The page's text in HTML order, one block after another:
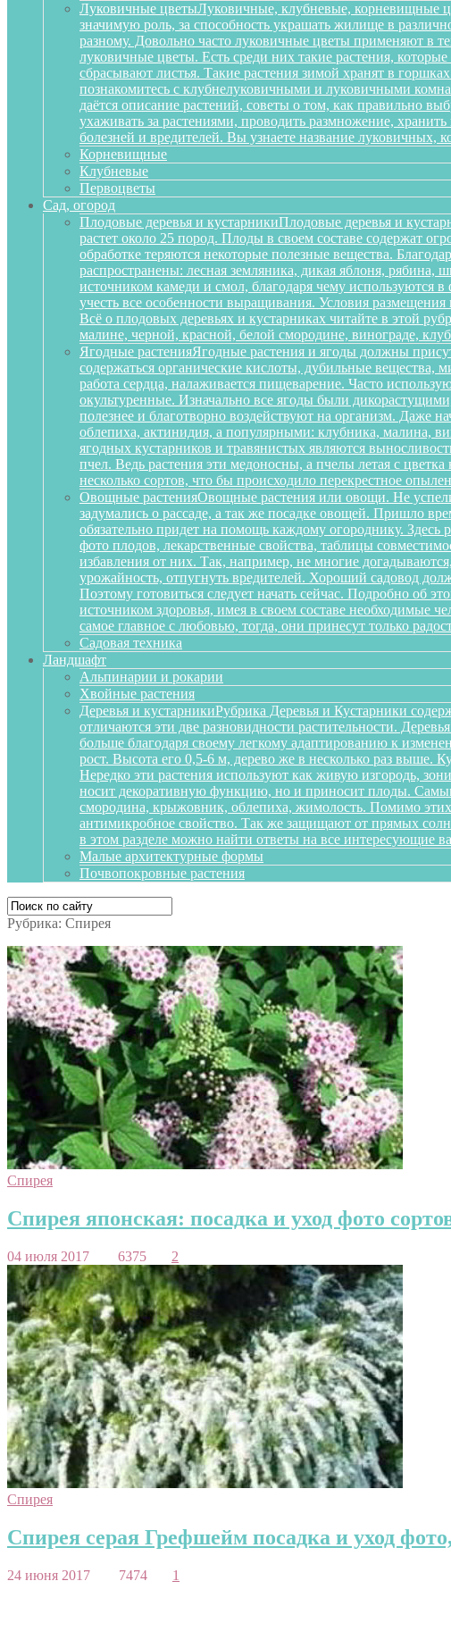
Луковичные цветыЛуковичные, клубневые, корневищные
значимую роль, за способность украшать жилище в
разному. Довольно часто луковичные цветы применяют в
луковичные цветы. Есть среди них такие растения,
сбрасывают листья. Такие растения зимой хранят в
познакомитесь с клубнелуковичными и луковичными
даётся описание растений, советы о том, как правильно
ухаживать за растениями, проводить размножение,
болезней и вредителей. Вы узнаете название
Корневищные
Клубневые
Первоцветы
Сад, огород
Плодовые деревья и кустарникиПлодовые деревья и
растет около 25 пород. Плоды в своем составе содержат
обработке теряются некоторые полезные вещества.
распространены: лесная земляника, дикая яблоня,
источником камеди и смол, благодаря чему используются
учесть все особенности выращивания. Условия
Всё о плодовых деревьях и кустарниках читайте в этой
малине, черной, красной, белой смородине, винограде,
Ягодные растенияЯгодные растения и ягоды должны
содержаться органические кислоты, дубильные
работа сердца, налаживается пищеварение. Часто
окультуренные. Изначально все ягоды были
полезнее и благотворно воздействуют на организм. Даже
облепиха, актинидия, а популярными: клубника, малина,
ягодных кустарников и травянистых являются
пчел. Ведь растения эти медоносны, а пчелы летая с
несколько сортов, что бы происходило перекрестное
Овощные растенияОвощные растения или овощи. Не
задумались о рассаде, а так же посадке овощей. Пришло
обязательно придет на помощь каждому огороднику.
фото плодов, лекарственные свойства, таблицы
избавления от них. Так, например, не многие
урожайность, отпугнуть вредителей. Хороший садовод
Поэтому готовиться следует начать сейчас. Подробно об
источником здоровья, имея в своем составе
самое главное с любовью, тогда, они принесут только
Садовая техника
Ландшафт
Альпинарии и рокарии
Хвойные растения
Деревья и кустарникиРубрика Деревья и Кустарники
отличаются эти две разновидности растительности.
больше благодаря своему легкому адаптированию к
рост. Высота его 0,5-6 м, дерево же в несколько раз выше.
Нередко эти растения используют как живую изгородь,
носит декоративную функцию, но и приносит плоды.
смородина, крыжовник, облепиха, жимолость. Помимо
антимикробное свойство. Так же защищают от прямых
в этом разделе можно найти ответы на все интересующие
Малые архитектурные формы
Почвопокровные растения
Рубрика: Спирея
Спирея
Спирея японская: посадка и уход фото
04 июля 2017 6375 2
Спирея
Спирея серая Грефшейм посадка и уход
24 июня 2017 7474 1